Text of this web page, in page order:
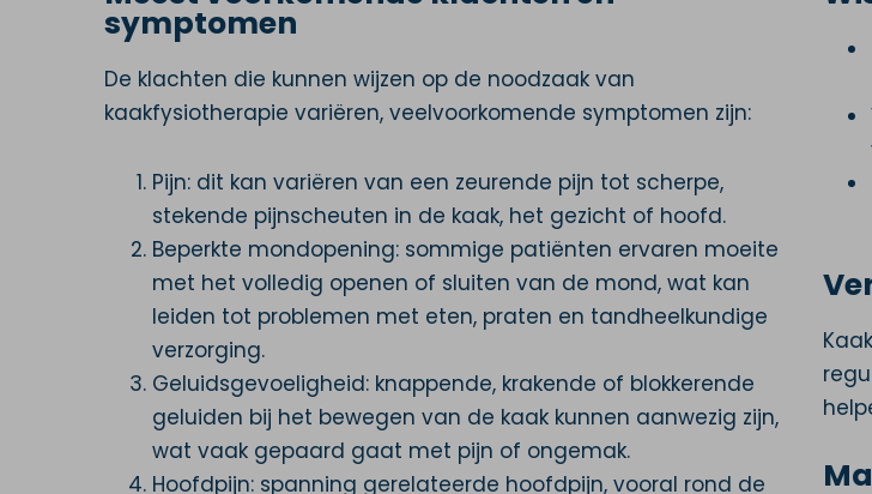
symptomen
De klachten die kunnen wijzen op de noodzaak van
kaakfysiotherapie variëren, veelvoorkomende symptomen zijn:
Pijn: dit kan variëren van een zeurende pijn tot scherpe,
stekende pijnscheuten in de kaak, het gezicht of hoofd.
Beperkte mondopening: sommige patiënten ervaren moeite
met het volledig openen of sluiten van de mond, wat kan
leiden tot problemen met eten, praten en tandheelkundige
verzorging.
Geluidsgevoeligheid: knappende, krakende of blokkerende
geluiden bij het bewegen van de kaak kunnen aanwezig zijn,
wat vaak gepaard gaat met pijn of ongemak.
Hoofdpijn: spanning gerelateerde hoofdpijn, vooral rond de